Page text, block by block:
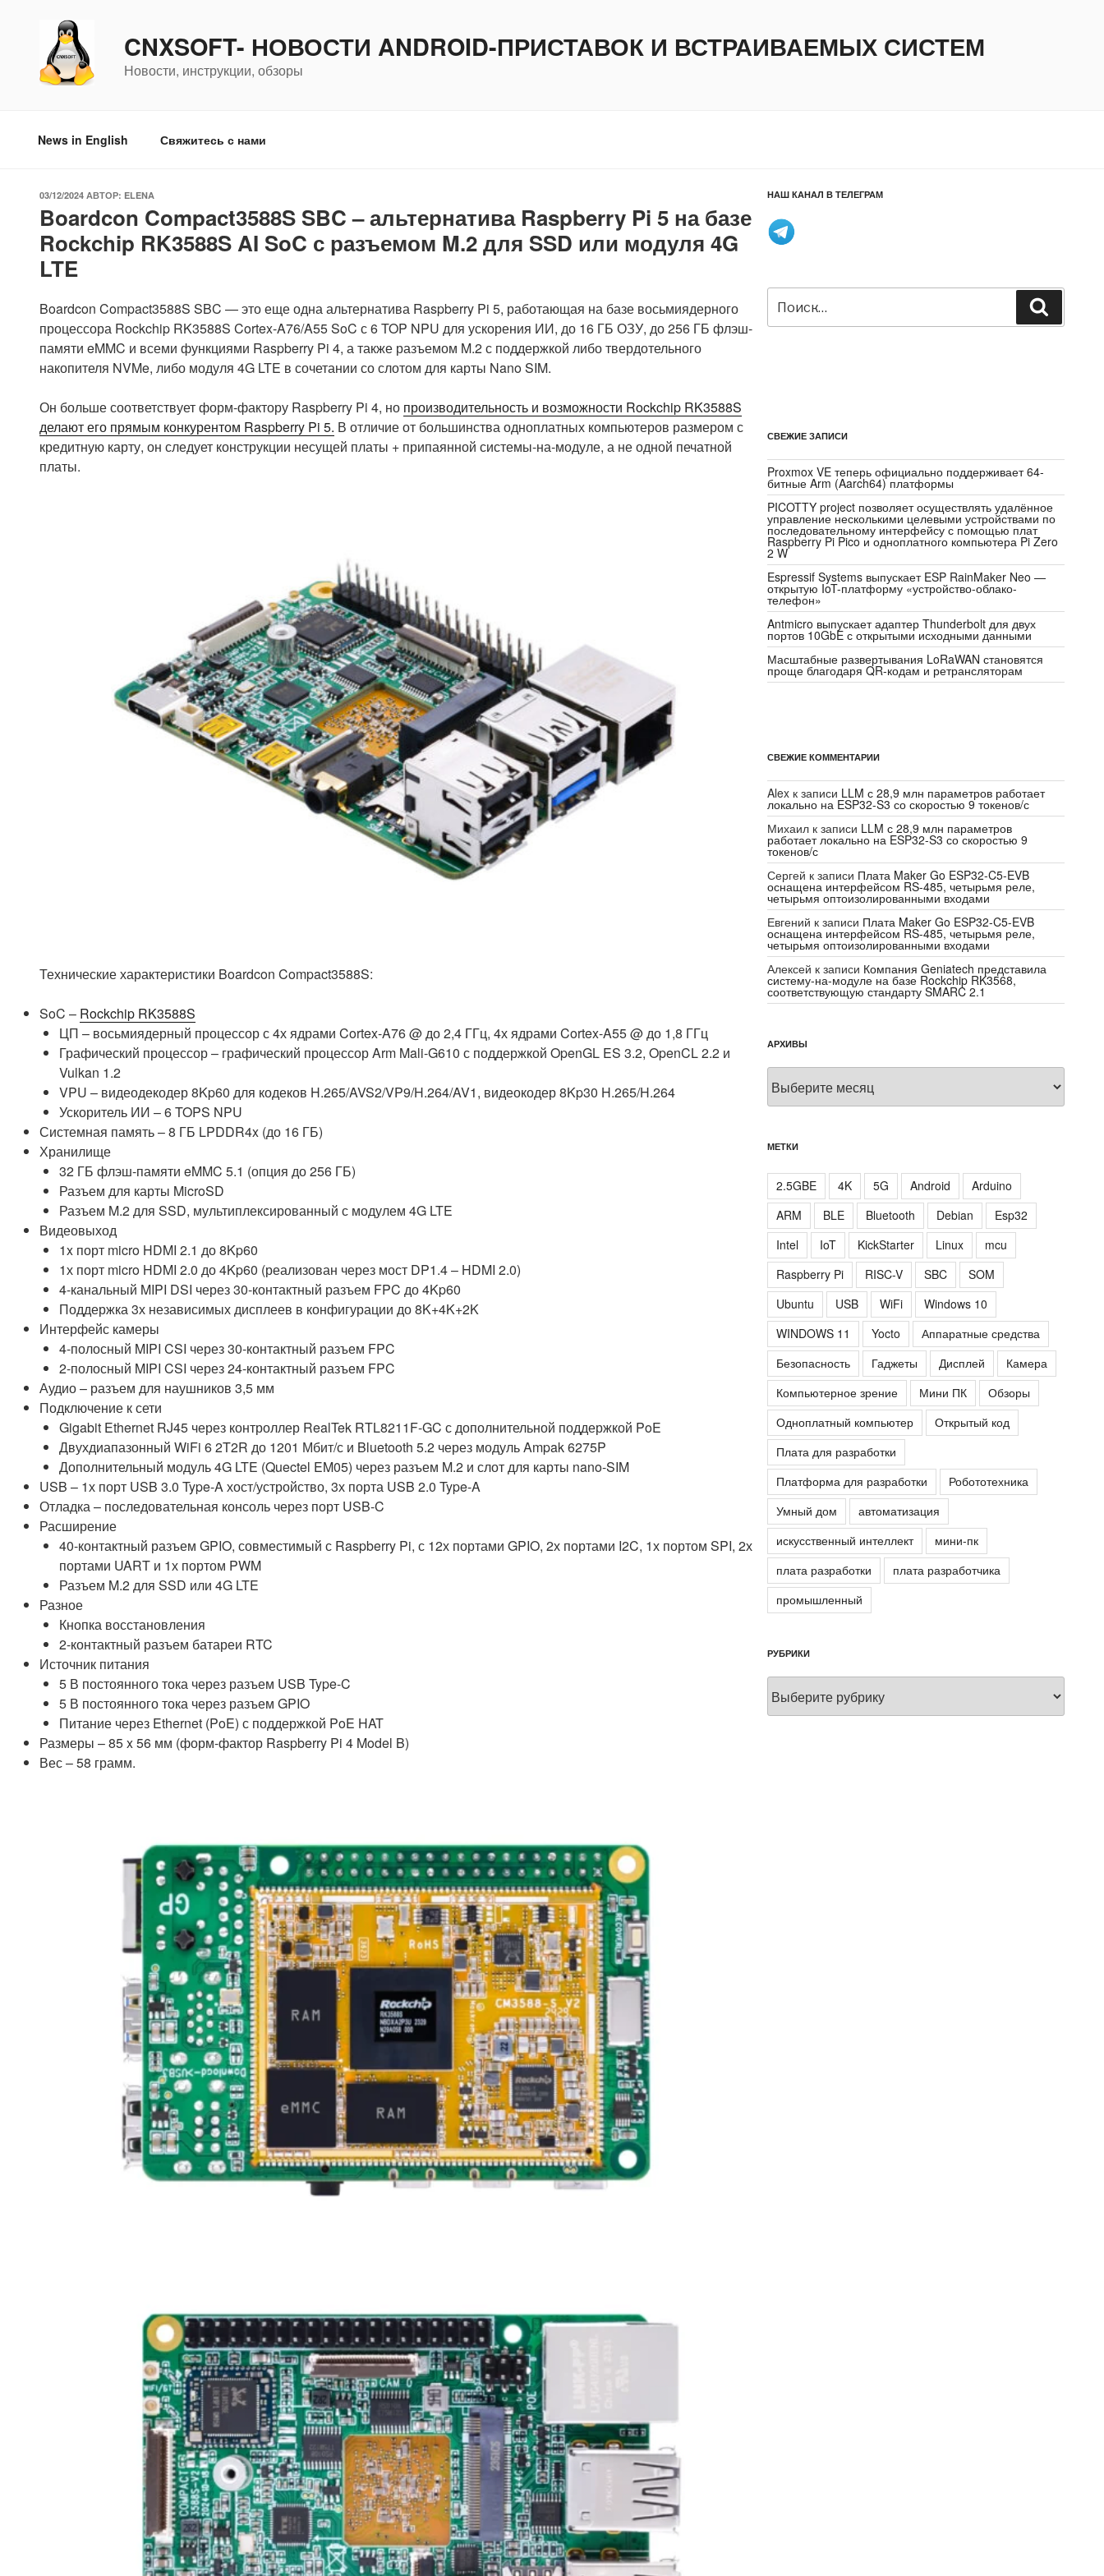
содержимому
CNXSOFT- НОВОСТИ ANDROID-ПРИСТАВОК И ВСТРАИВАЕМЫХ СИСТЕМ
Новости, инструкции, обзоры
News in English Свяжитесь с нами
ОПУБЛИКОВАНО
03/12/2024 АВТОР: ELENA
Boardcon Compact3588S SBC – альтернатива Raspberry Pi 5 на базе
Rockchip RK3588S AI SoC с разъемом M.2 для SSD или модуля 4G
LTE
Boardcon Compact3588S SBC — это еще одна альтернатива Raspberry Pi 5, работающая на базе восьмиядерного
процессора Rockchip RK3588S Cortex-A76/A55 SoC с 6 TOP NPU для ускорения ИИ, до 16 ГБ ОЗУ, до 256 ГБ флэш-
памяти eMMC и всеми функциями Raspberry Pi 4, а также разъемом M.2 с поддержкой либо твердотельного
накопителя NVMe, либо модуля 4G LTE в сочетании со слотом для карты Nano SIM.
Он больше соответствует форм-фактору Raspberry Pi 4, но производительность и возможности Rockchip RK3588S
делают его прямым конкурентом Raspberry Pi 5. В отличие от большинства одноплатных компьютеров размером с
кредитную карту, он следует конструкции несущей платы + припаянной системы-на-модуле, а не одной печатной
платы.
Технические характеристики Boardcon Compact3588S:
SoC – Rockchip RK3588S
ЦП – восьмиядерный процессор с 4х ядрами Cortex-A76 @ до 2,4 ГГц, 4х ядрами Cortex-A55 @ до 1,8 ГГц
Графический процессор – графический процессор Arm Mali-G610 с поддержкой OpenGL ES 3.2, OpenCL 2.2 и
Vulkan 1.2
VPU – видеодекодер 8Kp60 для кодеков H.265/AVS2/VP9/H.264/AV1, видеокодер 8Kp30 H.265/H.264
Ускоритель ИИ – 6 TOPS NPU
Системная память – 8 ГБ LPDDR4x (до 16 ГБ)
Хранилище
32 ГБ флэш-памяти eMMC 5.1 (опция до 256 ГБ)
Разъем для карты MicroSD
Разъем M.2 для SSD, мультиплексированный с модулем 4G LTE
Видеовыход
1x порт micro HDMI 2.1 до 8Kp60
1х порт micro HDMI 2.0 до 4Kp60 (реализован через мост DP1.4 – HDMI 2.0)
4-канальный MIPI DSI через 30-контактный разъем FPC до 4Kp60
Поддержка 3х независимых дисплеев в конфигурации до 8K+4K+2K
Интерфейс камеры
4-полосный MIPI CSI через 30-контактный разъем FPC
2-полосный MIPI CSI через 24-контактный разъем FPC
Аудио – разъем для наушников 3,5 мм
Подключение к сети
Gigabit Ethernet RJ45 через контроллер RealTek RTL8211F-GC с дополнительной поддержкой PoE
Двухдиапазонный WiFi 6 2T2R до 1201 Мбит/с и Bluetooth 5.2 через модуль Ampak 6275P
Дополнительный модуль 4G LTE (Quectel EM05) через разъем M.2 и слот для карты nano-SIM
USB – 1х порт USB 3.0 Type-A хост/устройство, 3х порта USB 2.0 Type-A
Отладка – последовательная консоль через порт USB-C
Расширение
40-контактный разъем GPIO, совместимый с Raspberry Pi, с 12х портами GPIO, 2х портами I2C, 1х портом SPI, 2х
портами UART и 1х портом PWM
Разъем M.2 для SSD или 4G LTE
Разное
Кнопка восстановления
2-контактный разъем батареи RTC
Источник питания
5 В постоянного тока через разъем USB Type-C
5 В постоянного тока через разъем GPIO
Питание через Ethernet (PoE) с поддержкой PoE HAT
Размеры – 85 x 56 мм (форм-фактор Raspberry Pi 4 Model B)
Вес – 58 грамм.
НАШ КАНАЛ В ТЕЛЕГРАМ
Искать:
СВЕЖИЕ ЗАПИСИ
Proxmox VE теперь официально поддерживает 64-
битные Arm (Aarch64) платформы
PICOTTY project позволяет осуществлять удалённое
управление несколькими целевыми устройствами по
последовательному интерфейсу с помощью плат
Raspberry Pi Pico и одноплатного компьютера Pi Zero
2 W
Espressif Systems выпускает ESP RainMaker Neo —
открытую IoT-платформу «устройство-облако-
телефон»
Antmicro выпускает адаптер Thunderbolt для двух
портов 10GbE с открытыми исходными данными
Масштабные развертывания LoRaWAN становятся
проще благодаря QR-кодам и ретрансляторам
СВЕЖИЕ КОММЕНТАРИИ
Alex к записи LLM с 28,9 млн параметров работает
локально на ESP32-S3 со скоростью 9 токенов/с
Михаил к записи LLM с 28,9 млн параметров
работает локально на ESP32-S3 со скоростью 9
токенов/с
Сергей к записи Плата Maker Go ESP32-C5-EVB
оснащена интерфейсом RS-485, четырьмя реле,
четырьмя оптоизолированными входами
Евгений к записи Плата Maker Go ESP32-C5-EVB
оснащена интерфейсом RS-485, четырьмя реле,
четырьмя оптоизолированными входами
Алексей к записи Компания Geniatech представила
систему-на-модуле на базе Rockchip RK3568,
соответствующую стандарту SMARC 2.1
АРХИВЫ
Архивы
МЕТКИ
2.5GBE 4K 5G Android
Arduino
ARM
BLE Bluetooth Debian
Esp32
Intel
IoT KickStarter Linux
mcu
Raspberry Pi
RISC-V SBC
SOM
Ubuntu
USB WiFi
Windows 10
WINDOWS 11
Yocto
Аппаратные средства
Безопасность
Гаджеты Дисплей
Камера
Компьютерное зрение
Мини ПК
Обзоры
Одноплатный компьютер
Открытый код
Плата для разработки
Платформа для разработки
Робототехника
Умный дом
автоматизация
искусственный интеллект
мини-пк
плата разработки
плата разработчика
промышленный
РУБРИКИ
Рубрики